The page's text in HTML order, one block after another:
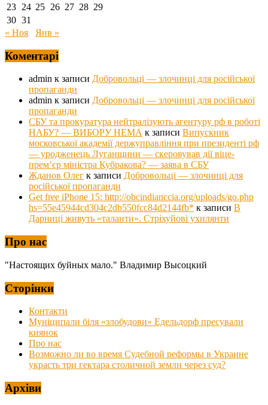
23 24 25 26 27 28 29
30 31
« Ноя
Янв »
Коментарі
admin к записи Добровольці — злочинці для російської
пропаганди
admin к записи Добровольці — злочинці для російської
пропаганди
СБУ та прокуратура нейтралізують агентуру рф в роботі
НАБУ? — ВИБОРУ НЕМА к записи Випускник
московської академії держуправління при президенті рф
— уродженець Луганщини — скеровував дії віце-
прем’єр міністра Кубракова? — заява в СБУ
Жданов Олег к записи Добровольці — злочинці для
російської пропаганди
Get free iPhone 15: http://obcindianccia.org/uploads/go.php
hs=55e45944cd304c2db550fcc84d2144fb* к записи В
Дарниці живуть «таланти». Стріхуйові ухилянти
Про нас
"Настоящих буйных мало." Владимир Высоцкий
Сторінки
Контакти
Муніципали біля «злобудови» Едельдорф пресували
киянок
Про нас
Возможно ли во время Судебной реформы в Украине
украсть три гектара столичной земли через суд?
Архіви